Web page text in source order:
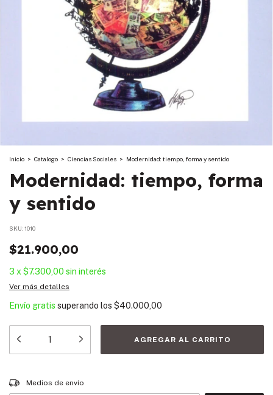
Inicio > Catalogo > Ciencias Sociales > Modernidad: tiempo, forma y sentido
Modernidad: tiempo, forma
y sentido
SKU: 1010
$21.900,00
3 x$7.300,00 sin interés
Ver más detalles
Envío gratis superando los $40.000,00
Entregas para el CP:
Medios de envío